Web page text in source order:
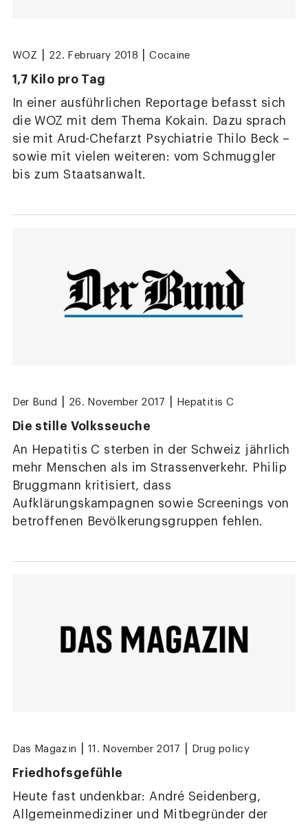
WOZ 22. February 2018 Cocaine
1,7 Kilo pro Tag
In einer ausführlichen Reportage befasst sich
die WOZ mit dem Thema Kokain. Dazu sprach
sie mit Arud-Chefarzt Psychiatrie Thilo Beck –
sowie mit vielen weiteren: vom Schmuggler
bis zum Staatsanwalt.
Der Bund 26. November 2017 Hepatitis C
Die stille Volksseuche
An Hepatitis C sterben in der Schweiz jährlich
mehr Menschen als im Strassenverkehr. Philip
Bruggmann kritisiert, dass
Aufklärungskampagnen sowie Screenings von
betroffenen Bevölkerungsgruppen fehlen.
Das Magazin 11. November 2017 Drug policy
Friedhofsgefühle
Heute fast undenkbar: André Seidenberg,
Allgemeinmediziner und Mitbegründer der